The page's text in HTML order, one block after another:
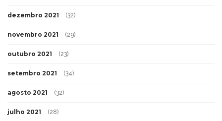
dezembro 2021 (32)
novembro 2021 (29)
outubro 2021 (23)
setembro 2021 (34)
agosto 2021 (32)
julho 2021 (28)